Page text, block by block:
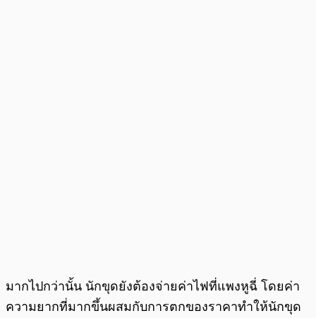
มากไปกว่านั้น นักขุดยังต้องจ่ายค่าไฟที่แพงหูฉี่ โดยค่า
ความยากที่มากขึ้นผสมกับการตกของราคาทำให้นักขุด